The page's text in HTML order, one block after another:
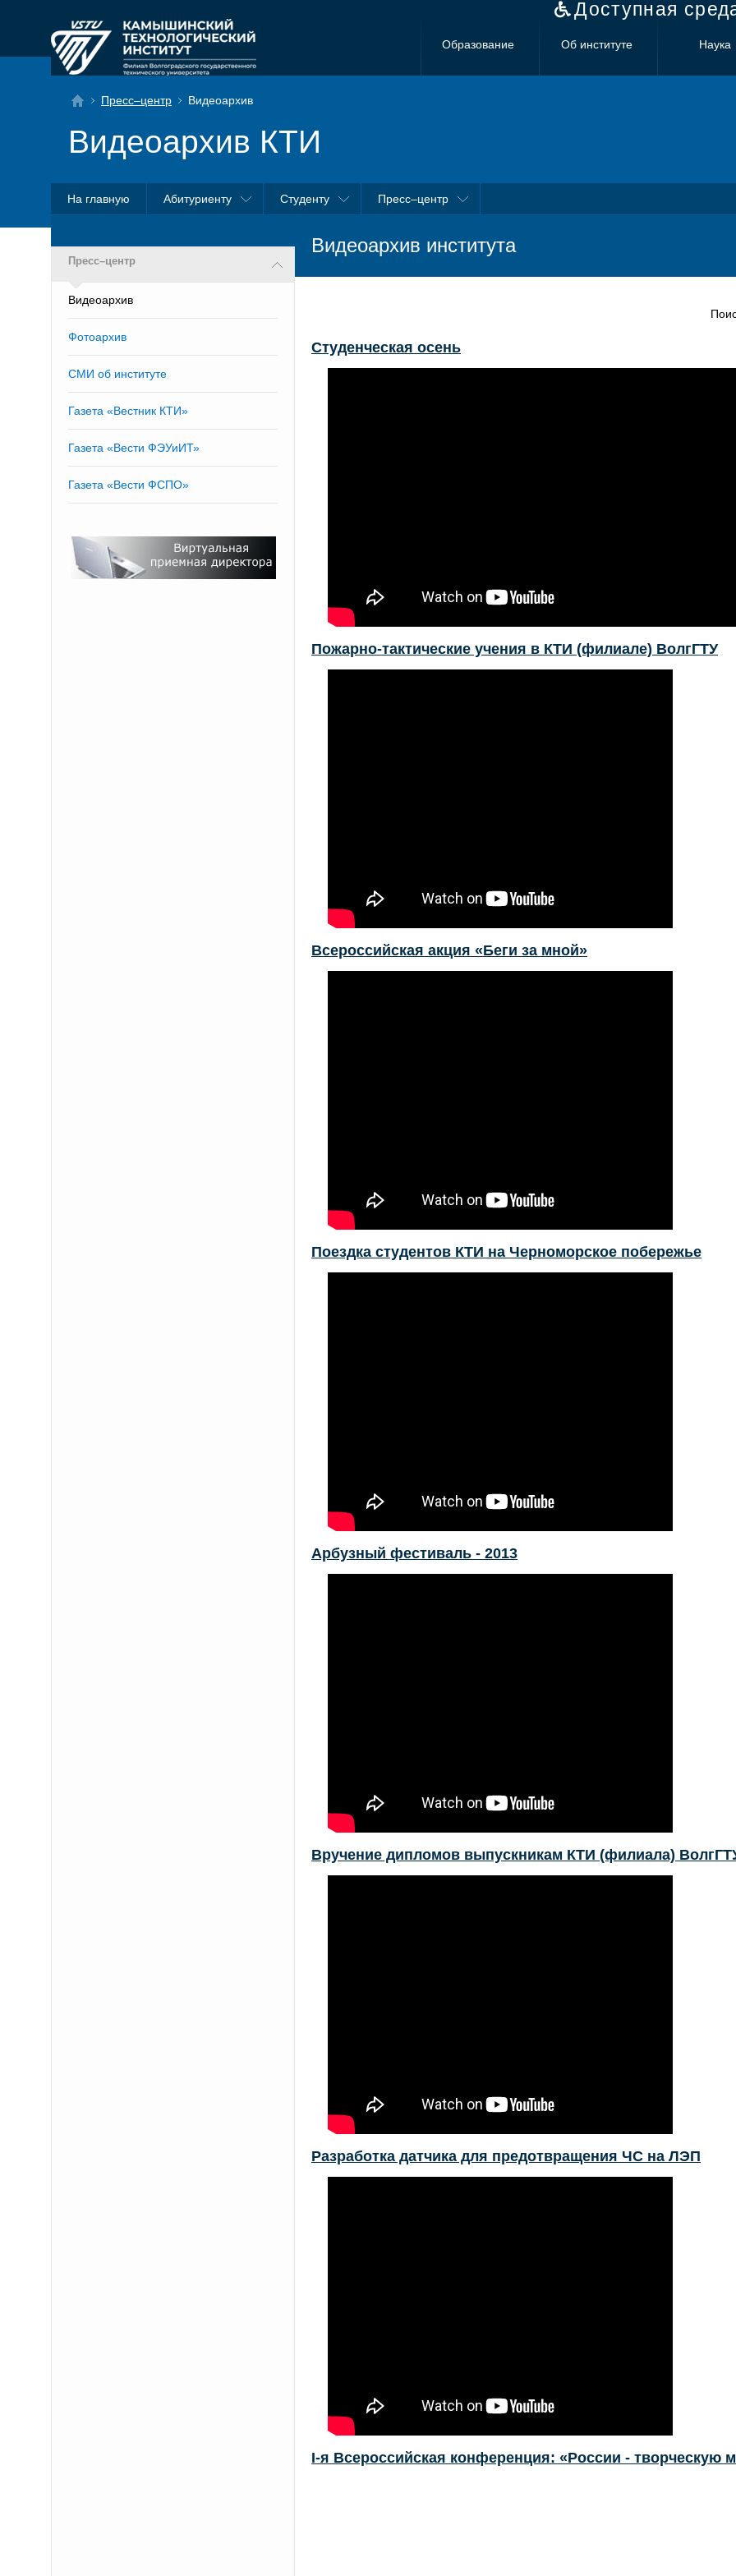
Доступная
Образование Об институте Наука
Пресс–центр Видеоархив
Видеоархив КТИ
На главную Абитуриенту Студенту Пресс–центр
Пресс–центр
Видеоархив
Фотоархив
СМИ об институте
Газета «Вестник КТИ»
Газета «Вести ФЭУиИТ»
Газета «Вести ФСПО»
Видеоархив института
Студенческая осень
Пожарно-тактические учения в КТИ (филиале) ВолгГТУ
Всероссийская акция «Беги за мной»
Поездка студентов КТИ на Черноморское побережье
Арбузный фестиваль - 2013
Вручение дипломов выпускникам КТИ (филиала)
Разработка датчика для предотвращения ЧС на ЛЭП
I-я Всероссийская конференция: «России - творческую